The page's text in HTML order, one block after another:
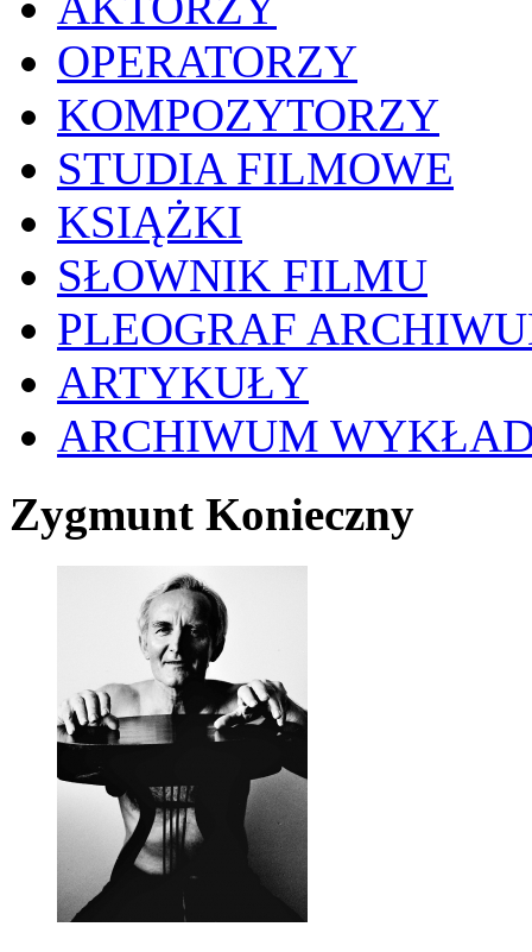
OPERATORZY
KOMPOZYTORZY
STUDIA FILMOWE
KSIĄŻKI
SŁOWNIK FILMU
PLEOGRAF
ARTYKUŁY
ARCHIWUM
Zygmunt Konieczny